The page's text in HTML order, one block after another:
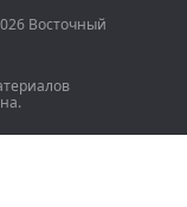
Восточный